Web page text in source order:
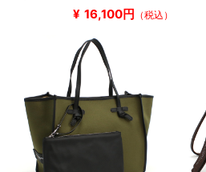
¥ 16,100円 （税込）